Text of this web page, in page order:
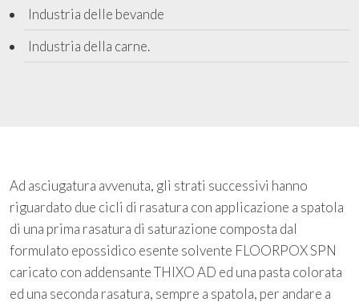
Industria delle bevande
Industria della carne.
Ad asciugatura avvenuta, gli strati successivi hanno
riguardato due cicli di rasatura con applicazione a spatola
di una prima rasatura di saturazione composta dal
formulato epossidico esente solvente FLOORPOX SPN
caricato con addensante THIXO AD ed una pasta colorata
ed una seconda rasatura, sempre a spatola, per andare a